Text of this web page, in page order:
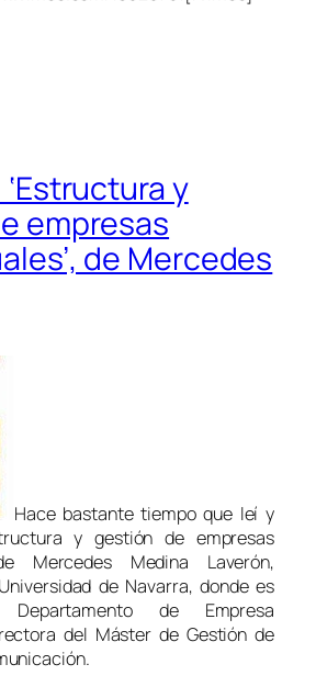
y
empresas
de Mercedes
Hace bastante tiempo que leí y
y gestión de empresas
Mercedes Medina Laverón,
de Navarra, donde es
de Empresa
del Máster de Gestión de